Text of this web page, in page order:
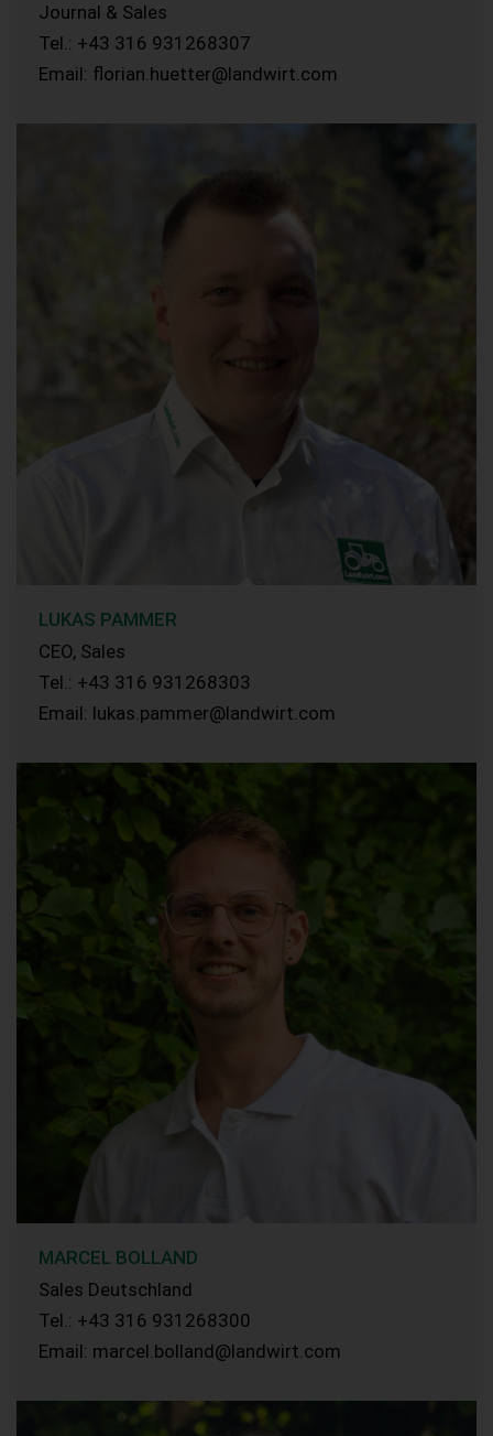
Journal & Sales
Tel.: +43 316 931268307
Email: florian.huetter@landwirt.com
LUKAS PAMMER
CEO, Sales
Tel.: +43 316 931268303
Email: lukas.pammer@landwirt.com
MARCEL BOLLAND
Sales Deutschland
Tel.: +43 316 931268300
Email: marcel.bolland@landwirt.com